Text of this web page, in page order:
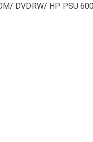
DVDRW/ HP PSU